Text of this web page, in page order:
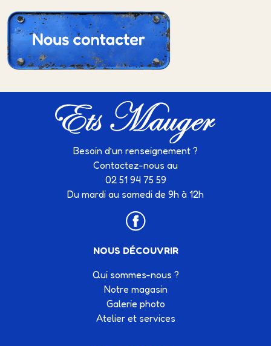
Besoin d’un renseignement ?
Contactez-nous au
02 51 94 75 59
Du mardi au samedi de 9h à 12h
NOUS DÉCOUVRIR
Qui sommes-nous ?
Notre magasin
Galerie photo
Atelier et services